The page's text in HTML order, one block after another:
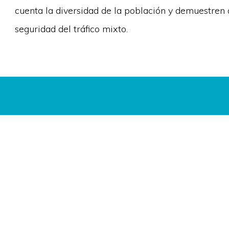
cuenta la diversidad de la población y
seguridad del tráfico mixto.